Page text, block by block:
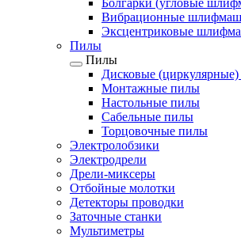
Болгарки (угловые
Вибрационные
Эксцентриковые
Пилы
Пилы
Дисковые
Монтажные пилы
Настольные пилы
Сабельные пилы
Торцовочные пилы
Электролобзики
Электродрели
Дрели-миксеры
Отбойные молотки
Детекторы проводки
Заточные станки
Мультиметры